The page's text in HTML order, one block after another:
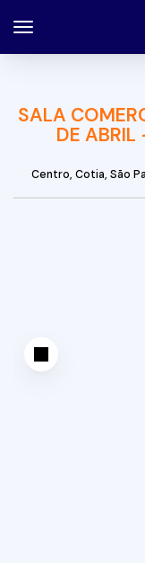
SALA
DE
Centro, Cotia, São